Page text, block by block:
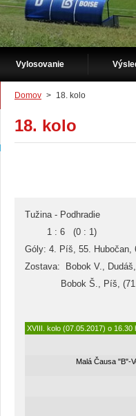
Vylosovanie
Domov > 18. kolo
18. kolo
Tužina - Podhradie
1 : 6 (0 : 1)
Góly: 4. Píš, 55. Hubočan,
Zostava: Bobok V.,
Bobok Š., Píš, (71.
XVIII. kolo (07.05.2017) o 16.30
Malá Čausa "B"-